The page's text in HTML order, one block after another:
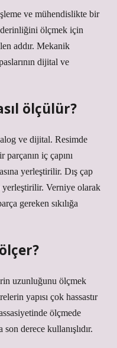
ve mühendislikte bir
ölçmek için
addır. Mekanik
dijital ve
ölçülür?
ve dijital. Resimde
iç çapını
yerleştirilir. Dış çap
yerleştirilir. Verniye olarak
gereken sıkılığa
uzunluğunu ölçmek
yapısı çok hassastır
ölçmede
derece kullanışlıdır.